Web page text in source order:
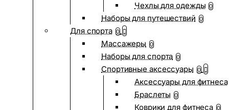
Чехлы для одежды 0
Наборы для путешествий 0
Для спорта 0
Массажеры 0
Наборы для спорта 0
Спортивные аксессуары 0
Аксессуары для фитнеса
Браслеты 0
Коврики для фитнеса 0